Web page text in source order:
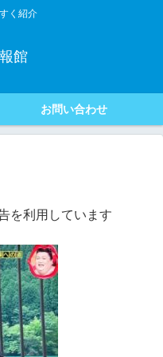
く紹介
館
お問い合わせ
を利用しています